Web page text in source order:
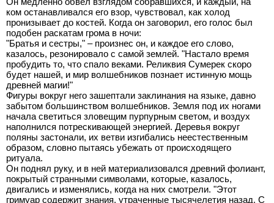
ком останавливался его взор, чувствовал, как холод
пронизывает до костей. Когда он заговорил, его голос был
подобен раскатам грома в ночи:
"Братья и сестры," – произнес он, и каждое его слово,
казалось, резонировало с самой землей. "Настало время
пробудить то, что спало веками. Реликвия Сумерек скоро
будет нашей, и мир волшебников познает истинную мощь
древней магии!"
Фигуры вокруг него зашептали заклинания на языке, давно
забытом большинством волшебников. Земля под их ногами
начала светиться зловещим пурпурным светом, и воздух
наполнился потрескивающей энергией. Деревья вокруг
поляны застонали, их ветви изгибались неестественным
образом, словно пытаясь убежать от происходящего
ритуала.
Он поднял руку, и в ней материализовался древний фолиант,
покрытый странными символами, которые, казалось,
двигались и изменялись, когда на них смотрели. "Этот
гримуар содержит знания, утраченные тысячелетия назад. С